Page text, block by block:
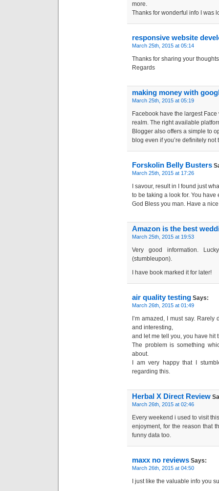
more.
Thanks for wonderful info I was
responsive website
March 25th, 2015 at 05:14
Thanks for sharing your
Regards
making money with
March 25th, 2015 at 05:19
Facebook have the largest
realm. The right available
Blogger also offers a simple to
blog even if you’re definitely
Forskolin Belly Busters
March 25th, 2015 at 17:26
I savour, result in I found just
to be taking a look for. You
God Bless you man. Have a
Amazon is the best
March 25th, 2015 at 19:53
Very good information.
(stumbleupon).
I have book marked it for later!
air quality testing Says:
March 26th, 2015 at 01:49
I’m amazed, I must say.
and interesting,
and let me tell you, you have hit
The problem is something
about.
I am very happy that I
regarding this.
Herbal X Direct Review
March 26th, 2015 at 02:46
Every weekend i used to visit
enjoyment, for the reason that
funny data too.
maxx no reviews Says:
March 26th, 2015 at 04:50
I just like the valuable info you